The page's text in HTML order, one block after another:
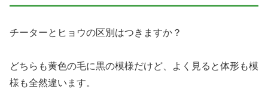
チーターとヒョウの区別はつきますか？
どちらも黄色の毛に黒の模様だけど、よく見ると体形も模
様も全然違います。